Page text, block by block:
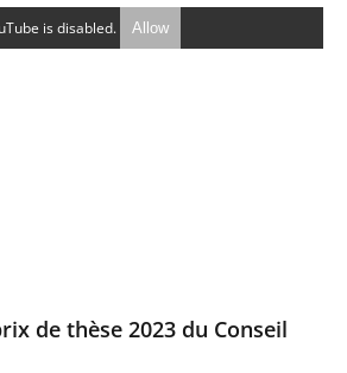
is disabled. Allow
de thèse 2023 du Conseil